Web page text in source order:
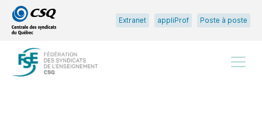
Passer
au
menu
principal
Passer
au
contenu
Extranet appliProf Poste à poste